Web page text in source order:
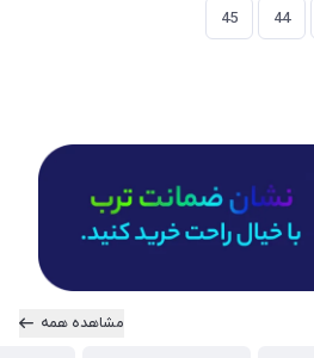
44
45
مشاهده همه